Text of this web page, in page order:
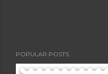
POPULAR POSTS